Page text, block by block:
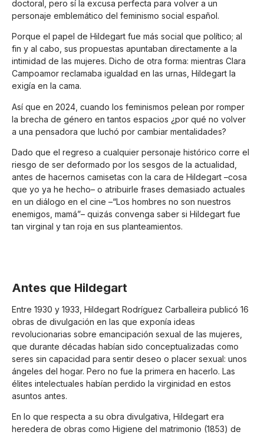
doctoral, pero sí la excusa perfecta para volver a un
personaje emblemático del feminismo social español.
Porque el papel de Hildegart fue más social que político; al
fin y al cabo, sus propuestas apuntaban directamente a la
intimidad de las mujeres. Dicho de otra forma: mientras Clara
Campoamor reclamaba igualdad en las urnas, Hildegart la
exigía en la cama.
Así que en 2024, cuando los feminismos pelean por romper
la brecha de género en tantos espacios ¿por qué no volver
a una pensadora que luchó por cambiar mentalidades?
Dado que el regreso a cualquier personaje histórico corre el
riesgo de ser deformado por los sesgos de la actualidad,
antes de hacernos camisetas con la cara de Hildegart –cosa
que yo ya he hecho– o atribuirle frases demasiado actuales
en un diálogo en el cine –“Los hombres no son nuestros
enemigos, mamá”– quizás convenga saber si Hildegart fue
tan virginal y tan roja en sus planteamientos.
Antes que Hildegart
Entre 1930 y 1933, Hildegart Rodríguez Carballeira publicó 16
obras de divulgación en las que exponía ideas
revolucionarias sobre emancipación sexual de las mujeres,
que durante décadas habían sido conceptualizadas como
seres sin capacidad para sentir deseo o placer sexual: unos
ángeles del hogar. Pero no fue la primera en hacerlo. Las
élites intelectuales habían perdido la virginidad en estos
asuntos antes.
En lo que respecta a su obra divulgativa, Hildegart era
heredera de obras como Higiene del matrimonio (1853) de